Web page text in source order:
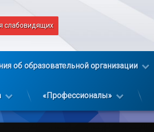
слабовидящих
об образовательной организации
«Профессионалы»